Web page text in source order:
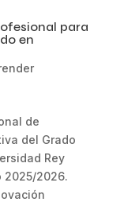
para
en
de
del Grado
Rey
2025/2026.